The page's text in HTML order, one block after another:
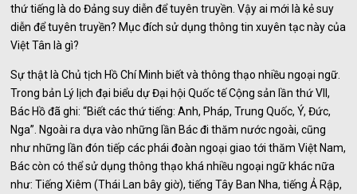
thứ tiếng là do Đảng suy diễn để tuyên truyền. Vậy ai mới là kẻ suy
diễn để tuyên truyền? Mục đích sử dụng thông tin xuyên tạc này của
Việt Tân là gì?
Sự thật là Chủ tịch Hồ Chí Minh biết và thông thạo nhiều ngoại ngữ.
Trong bản Lý lịch đại biểu dự Đại hội Quốc tế Cộng sản lần thứ VII,
Bác Hồ đã ghi: “Biết các thứ tiếng: Anh, Pháp, Trung Quốc, Ý, Đức,
Nga”. Ngoài ra dựa vào những lần Bác đi thăm nước ngoài, cũng
như những lần đón tiếp các phái đoàn ngoại giao tới thăm Việt Nam,
Bác còn có thể sử dụng thông thạo khá nhiều ngoại ngữ khác nữa
như: Tiếng Xiêm (Thái Lan bây giờ), tiếng Tây Ban Nha, tiếng Ả Rập,